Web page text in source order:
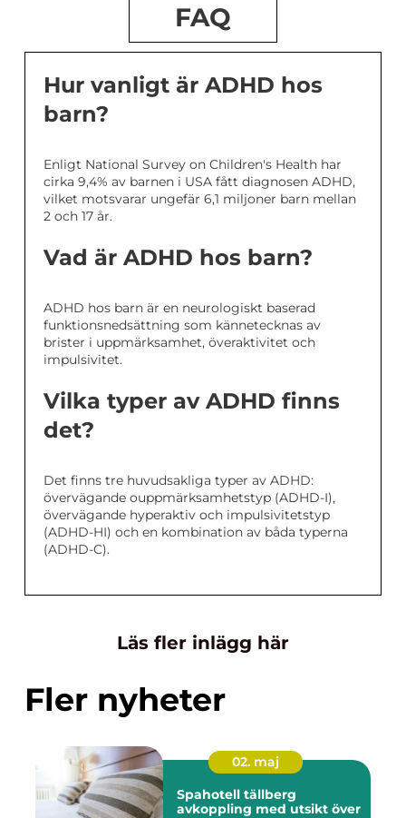
FAQ
Hur vanligt är ADHD hos
barn?
Enligt National Survey on Children's Health har
cirka 9,4% av barnen i USA fått diagnosen ADHD,
vilket motsvarar ungefär 6,1 miljoner barn mellan
2 och 17 år.
Vad är ADHD hos barn?
ADHD hos barn är en neurologiskt baserad
funktionsnedsättning som kännetecknas av
brister i uppmärksamhet, överaktivitet och
impulsivitet.
Vilka typer av ADHD finns
det?
Det finns tre huvudsakliga typer av ADHD:
övervägande ouppmärksamhetstyp (ADHD-I),
övervägande hyperaktiv och impulsivitetstyp
(ADHD-HI) och en kombination av båda typerna
(ADHD-C).
Läs fler inlägg här
Fler nyheter
02. maj
Spahotell tällberg
avkoppling med utsikt över